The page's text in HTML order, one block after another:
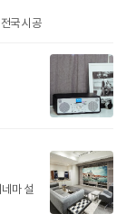
국 시공
마 설